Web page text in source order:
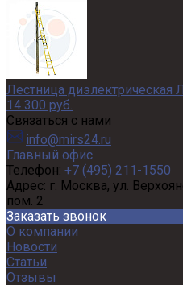
Лестница диэлектрическая
14 300 руб.
Связаться с нами
info@mirs24.ru
Главный офис
Телефон: +7 (495) 211-1550
Адрес: г. Москва, ул.
пом. 2
Заказать звонок
О компании
Новости
Статьи
Отзывы